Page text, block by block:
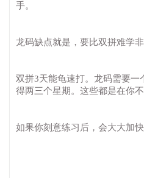
手。
龙码缺点就是，要比双拼难学
双拼3天能龟速打。龙码需要
得两三个星期。这些都是在你
如果你刻意练习后，会大大加